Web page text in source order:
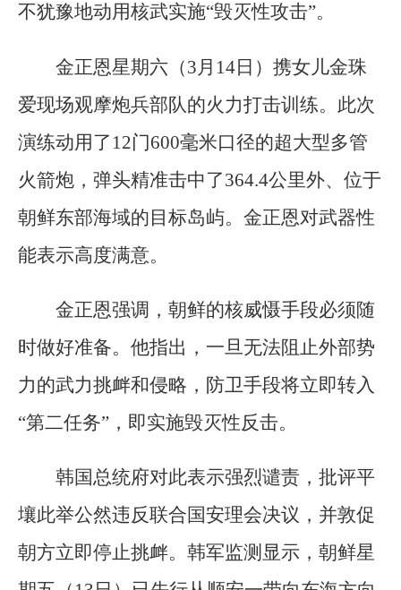
不犹豫地动用核武实施“毁灭性攻击”。
金正恩星期六（3月14日）携女儿金珠
爱现场观摩炮兵部队的火力打击训练。此次
演练动用了12门600毫米口径的超大型多管
火箭炮，弹头精准击中了364.4公里外、位于
朝鲜东部海域的目标岛屿。金正恩对武器性
能表示高度满意。
金正恩强调，朝鲜的核威慑手段必须随
时做好准备。他指出，一旦无法阻止外部势
力的武力挑衅和侵略，防卫手段将立即转入
“第二任务”，即实施毁灭性反击。
韩国总统府对此表示强烈谴责，批评平
壤此举公然违反联合国安理会决议，并敦促
朝方立即停止挑衅。韩军监测显示，朝鲜星